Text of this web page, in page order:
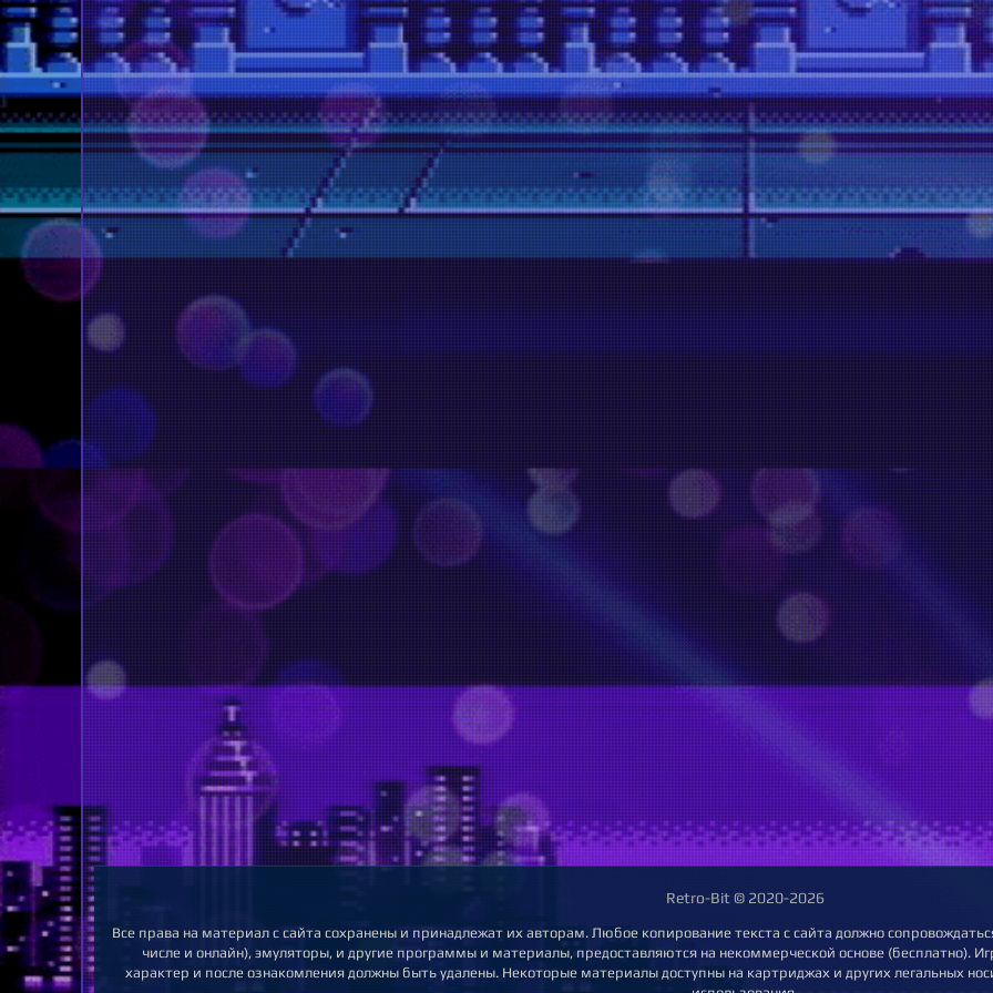
Retro-Bit © 2020-2026
Все права на материал с сайта сохранены и принадлежат их авторам. Любое копирование текста с сайта должно
числе и онлайн), эмуляторы, и другие программы и материалы, предоставляются на некоммерческой основе (бесплатно).
характер и после ознакомления должны быть удалены. Некоторые материалы доступны на картриджах и других легальных